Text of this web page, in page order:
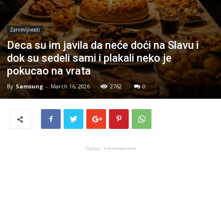
Zanimljivosti
Deca su im javila da neće doći na Slavu i
dok su sedeli sami i plakali neko je
pokucao na vrata
By Samsung - March 16, 2026 2762 0
Oglasi - Advertisement